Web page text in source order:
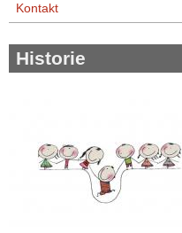
Kontakt
Historie